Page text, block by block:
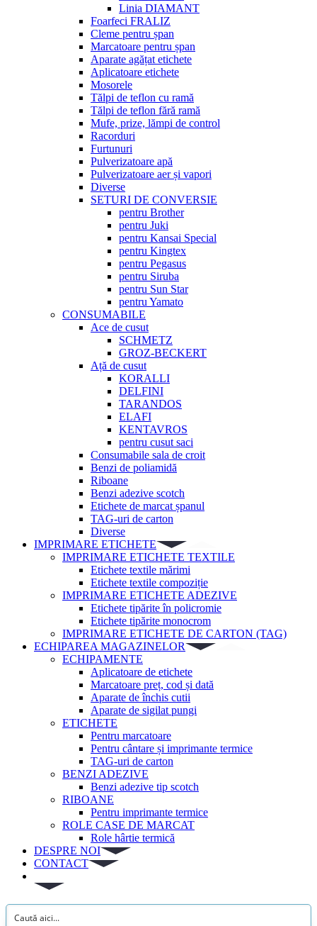
Linia DIAMANT
Foarfeci FRALIZ
Cleme pentru șpan
Marcatoare pentru șpan
Aparate agățat etichete
Aplicatoare etichete
Mosorele
Tălpi de teflon cu ramă
Tălpi de teflon fără ramă
Mufe, prize, lămpi de control
Racorduri
Furtunuri
Pulverizatoare apă
Pulverizatoare aer și vapori
Diverse
SETURI DE CONVERSIE
pentru Brother
pentru Juki
pentru Kansai Special
pentru Kingtex
pentru Pegasus
pentru Siruba
pentru Sun Star
pentru Yamato
CONSUMABILE
Ace de cusut
SCHMETZ
GROZ-BECKERT
Ață de cusut
KORALLI
DELFINI
TARANDOS
ELAFI
KENTAVROS
pentru cusut saci
Consumabile sala de croit
Benzi de poliamidă
Riboane
Benzi adezive scotch
Etichete de marcat șpanul
TAG-uri de carton
Diverse
IMPRIMARE ETICHETE
IMPRIMARE ETICHETE TEXTILE
Etichete textile mărimi
Etichete textile compoziție
IMPRIMARE ETICHETE ADEZIVE
Etichete tipărite în policromie
Etichete tipărite monocrom
IMPRIMARE ETICHETE DE CARTON (TAG)
ECHIPAREA MAGAZINELOR
ECHIPAMENTE
Aplicatoare de etichete
Marcatoare preț, cod și dată
Aparate de închis cutii
Aparate de sigilat pungi
ETICHETE
Pentru marcatoare
Pentru cântare și imprimante termice
TAG-uri de carton
BENZI ADEZIVE
Benzi adezive tip scotch
RIBOANE
Pentru imprimante termice
ROLE CASE DE MARCAT
Role hârtie termică
DESPRE NOI
CONTACT